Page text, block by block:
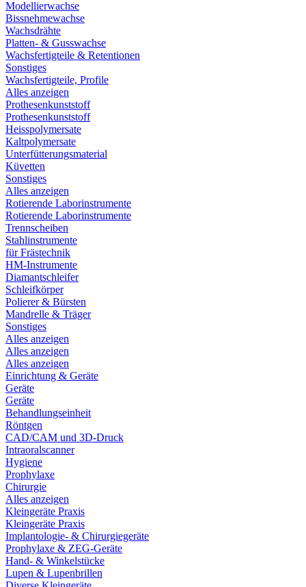
Modellierwachse
Bissnehmewachse
Wachsdrähte
Platten- & Gusswachse
Wachsfertigteile & Retentionen
Sonstiges
Wachsfertigteile, Profile
Alles anzeigen
Prothesenkunststoff
Prothesenkunststoff
Heisspolymersate
Kaltpolymersate
Unterfütterungsmaterial
Küvetten
Sonstiges
Alles anzeigen
Rotierende Laborinstrumente
Rotierende Laborinstrumente
Trennscheiben
Stahlinstrumente
für Frästechnik
HM-Instrumente
Diamantschleifer
Schleifkörper
Polierer & Bürsten
Mandrelle & Träger
Sonstiges
Alles anzeigen
Alles anzeigen
Alles anzeigen
Einrichtung & Geräte
Geräte
Geräte
Behandlungseinheit
Röntgen
CAD/CAM und 3D-Druck
Intraoralscanner
Hygiene
Prophylaxe
Chirurgie
Alles anzeigen
Kleingeräte Praxis
Kleingeräte Praxis
Implantologie- & Chirurgiegeräte
Prophylaxe & ZEG-Geräte
Hand- & Winkelstücke
Lupen & Lupenbrillen